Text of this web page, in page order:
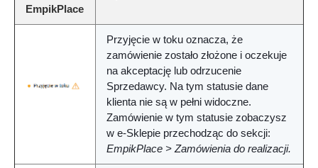
EmpikPlace
Przyjęcie w toku oznacza, że
zamówienie zostało złożone i oczekuje
na akceptację lub odrzucenie
Sprzedawcy. Na tym statusie dane
klienta nie są w pełni widoczne.
Zamówienie w tym statusie zobaczysz
w e-Sklepie przechodząc do sekcji:
EmpikPlace > Zamówienia do realizacji.